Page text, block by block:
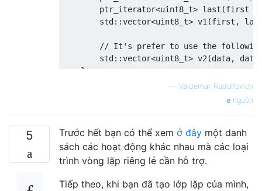
        ptr_iterator
<uint8_t> last (first
        std
::vector<uint8_t> v1 (first ,
// It's prefer to use the following
        std
::vector<uint8_t> v2 (data,
}
data),
        queue_
.emplace_back(data, data +
}
}
— Valdemar_Rudolfovich
nguồn
5 Trước hết bạn có thể xem ở đây một danh
sách các hoạt động khác nhau mà các loại
trình vòng lặp riêng lẻ cần hỗ trợ.
Tiếp theo, khi bạn đã tạo lớp lặp của mình,